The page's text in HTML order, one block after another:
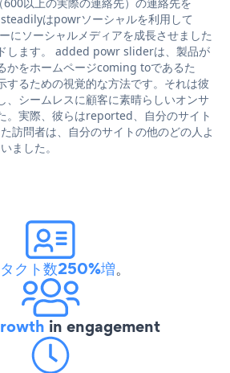
はpowrソーシャルを利用して
にソーシャルメディアを成長させました
します。 added powr sliderは、製品が
かをホームページcoming toであるた
するための視覚的な方法です。それは彼
、シームレスに顧客に素晴らしいオンサ
。実際、彼らはreported、自分のサイト
訪問者は、自分のサイトの他のどの人よ
ました。
クト数250%増。
in engagement